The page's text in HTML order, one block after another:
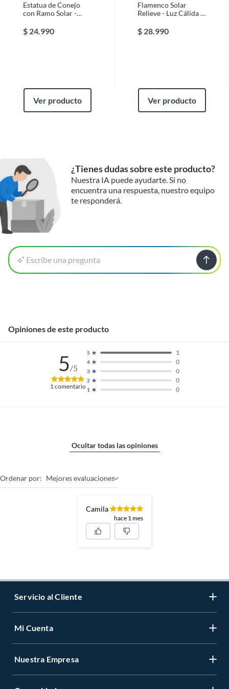
ambientes más acogedores y funcionales con focos
solares para exteriores, ideales para apliques o faroles.
Dale un toque especial a tu jardín o patio con estas
Profundidad
Estatua de Conejo
con Ramo Solar -
IP65
$ 24.990
Ver producto
Flamenco Solar
Relieve - Luz Cálida /
$ 28.990
Ver producto
¿Tienes dudas sobre este producto?
Nuestra IA puede ayudarte. Si no
encuentra una respuesta, nuestro equipo
te responderá.
Escribe una pregunta
Opiniones de este producto
5/5
1comentario 1 0
2 0
3 0
4 0
5 1
Ocultar todas las opiniones
Ordenar por: Mejores evaluaciones
Camila
hace 1 mes
Servicio al Cliente
Contáctanos
Mi Cuenta
Registrate
Nuestra Empresa